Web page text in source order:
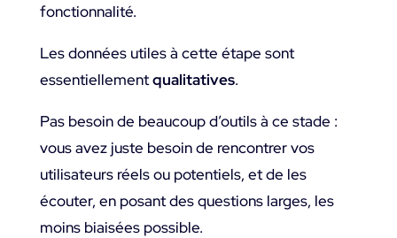
fonctionnalité.
Les données utiles à cette étape sont
essentiellementqualitatives.
Pas besoin de beaucoup d’outils à ce stade :
vous avez juste besoin de rencontrer vos
utilisateurs réels ou potentiels, et de les
écouter, en posant des questions larges, les
moins biaisées possible.